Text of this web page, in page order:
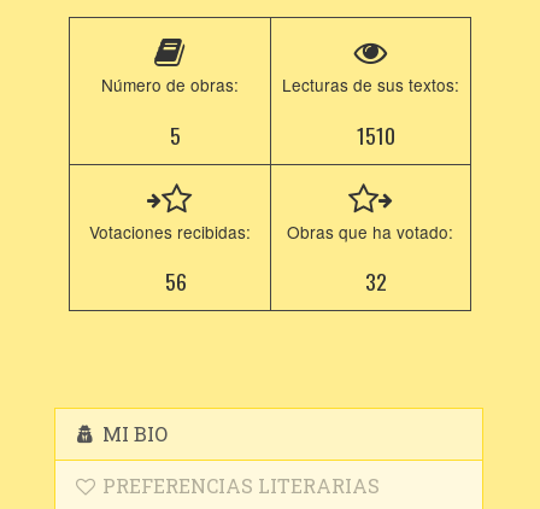
Número de obras:
5
Lecturas de sus textos:
1510
Votaciones recibidas:
56
Obras que ha votado:
32
MI BIO
PREFERENCIAS LITERARIAS